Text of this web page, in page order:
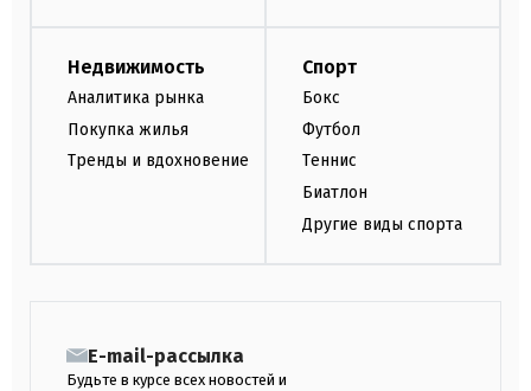
Недвижимость
Аналитика рынка
Покупка жилья
Тренды и вдохновение
Спорт
Бокс
Футбол
Теннис
Биатлон
Другие виды спорта
E-mail-рассылка
Будьте в курсе всех новостей и